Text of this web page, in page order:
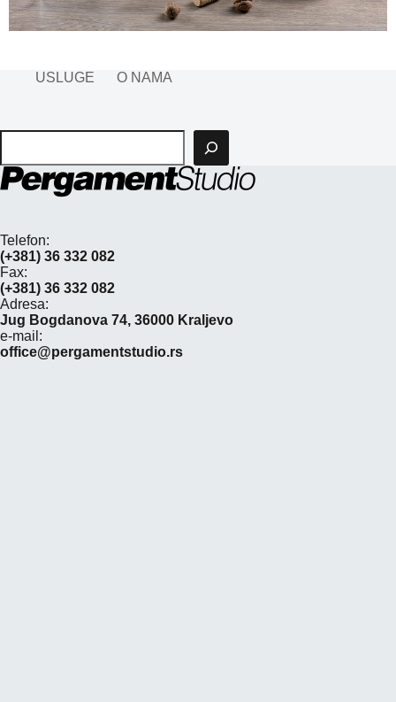
USLUGE O NAMA
Pretraga
Telefon:
(+381) 36 332 082
Fax:
(+381) 36 332 082
Adresa:
Jug Bogdanova 74, 36000 Kraljevo
e-mail:
office@pergamentstudio.rs